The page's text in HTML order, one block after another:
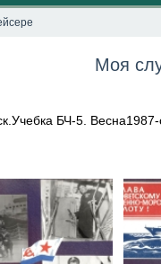
Моя
БЧ-5.